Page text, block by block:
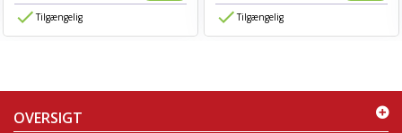
Tilgængelig Tilgængelig
OVERSIGT